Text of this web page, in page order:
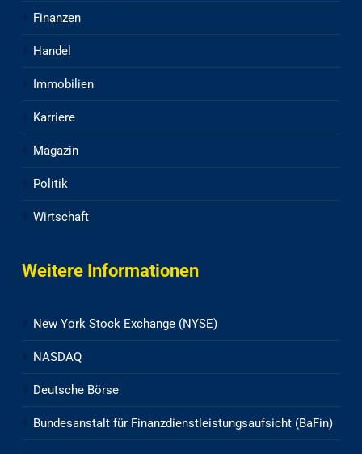
Finanzen
Handel
Immobilien
Karriere
Magazin
Politik
Wirtschaft
Weitere Informationen
New York Stock Exchange (NYSE)
NASDAQ
Deutsche Börse
Bundesanstalt für Finanzdienstleistungsaufsicht (BaFin)